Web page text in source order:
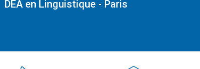
DEA en Linguistique - Paris